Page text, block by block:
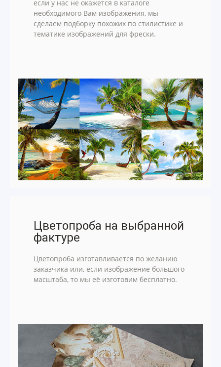
если у нас не окажется в каталоге
необходимого Вам изображения, мы
сделаем подборку похожих по стилистике и
тематике изображений для фрески.
Цветопроба на выбранной
фактуре
Цветопроба изготавливается по желанию
заказчика или, если изображение большого
масштаба, то мы её изготовим бесплатно.